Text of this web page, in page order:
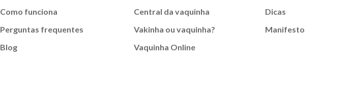
Como funciona
Perguntas frequentes
Blog
Central da vaquinha
Vakinha ou vaquinha?
Vaquinha Online
Dicas
Manifesto